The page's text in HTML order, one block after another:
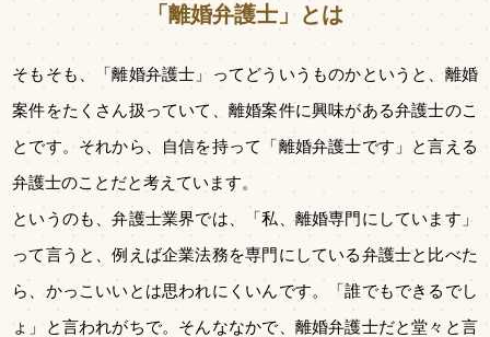
「離婚弁護士」とは
そもそも、「離婚弁護士」ってどういうものかというと、離婚
案件をたくさん扱っていて、離婚案件に興味がある弁護士のこ
とです。それから、自信を持って「離婚弁護士です」と言える
弁護士のことだと考えています。
というのも、弁護士業界では、「私、離婚専門にしています」
って言うと、例えば企業法務を専門にしている弁護士と比べた
ら、かっこいいとは思われにくいんです。「誰でもできるでし
ょ」と言われがちで。そんななかで、離婚弁護士だと堂々と言